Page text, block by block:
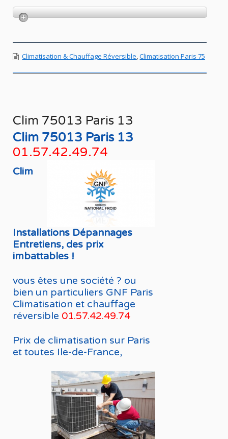
Climatisation & Chauffage Réversible,Climatisation Paris 75
Clim 75013 Paris 13
Clim 75013 Paris 13
01.57.42.49.74
Clim
Installations Dépannages
Entretiens, des prix
imbattables !
vous êtes une société ? ou
bien un particuliers GNF Paris
Climatisation et chauffage
réversible 01.57.42.49.74
Prix de climatisation sur Paris
et toutes Ile-de-France,